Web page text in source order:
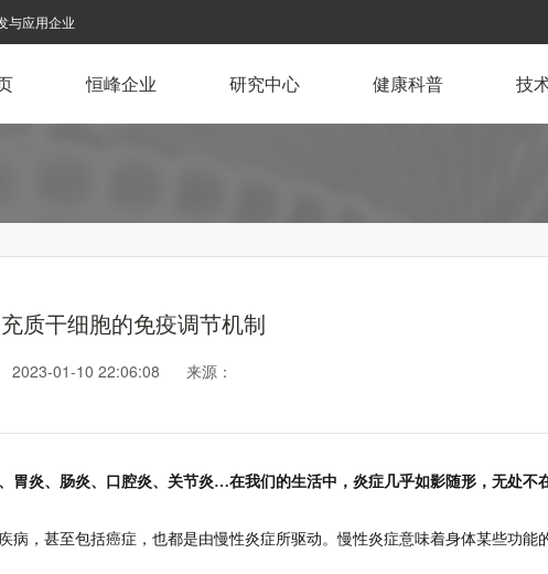
与应用企业
恒峰企业 研究中心 健康科普 技
质干细胞的免疫调节机制
2023-01-10 22:06:08 来源：
胃炎、肠炎、口腔炎、关节炎…在我们的生活中，炎症几乎如影随形，无处不在
病，甚至包括癌症，也都是由慢性炎症所驱动。慢性炎症意味着身体某些功能